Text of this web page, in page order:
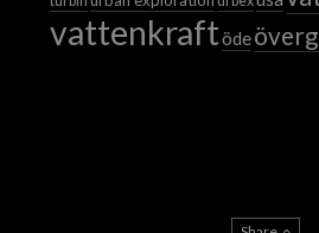
vattenkraftöde